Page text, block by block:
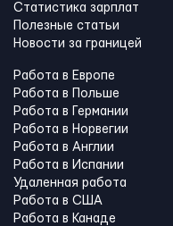
Статистика зарплат
Полезные статьи
Новости за границей
Работа в Европе
Работа в Польше
Работа в Германии
Работа в Норвегии
Работа в Англии
Работа в Испании
Удаленная работа
Работа в США
Работа в Канадe